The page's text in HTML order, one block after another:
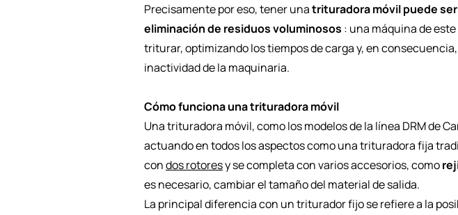
Precisamente por eso, tener unatrituradora móvilpuede
eliminación de residuos voluminosos : una máquina de
triturar, optimizando los tiempos de carga y, en
inactividad de la maquinaria.
Cómo funciona una trituradora móvil
Una trituradora móvil, como los modelos de la línea DRM de
actuando en todos los aspectos como una trituradora fija
condos rotoresy se completa con varios accesorios, como
es necesario, cambiar el tamaño del material de salida.
La principal diferencia con un triturador fijo se refiere a la